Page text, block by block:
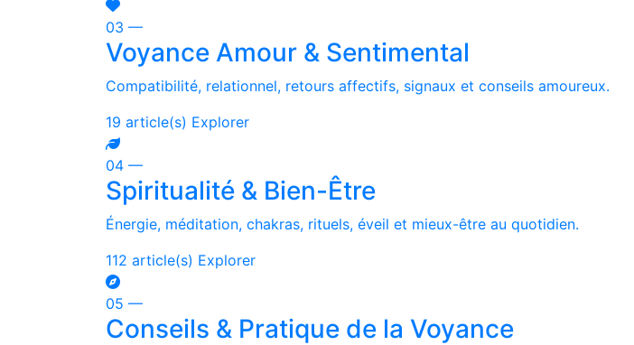
03 —
Voyance Amour & Sentimental
Compatibilité, relationnel, retours affectifs, signaux et conseils amoureux.
19 article(s) Explorer
04 —
Spiritualité & Bien-Être
Énergie, méditation, chakras, rituels, éveil et mieux-être au quotidien.
112 article(s) Explorer
05 —
Conseils & Pratique de la Voyance